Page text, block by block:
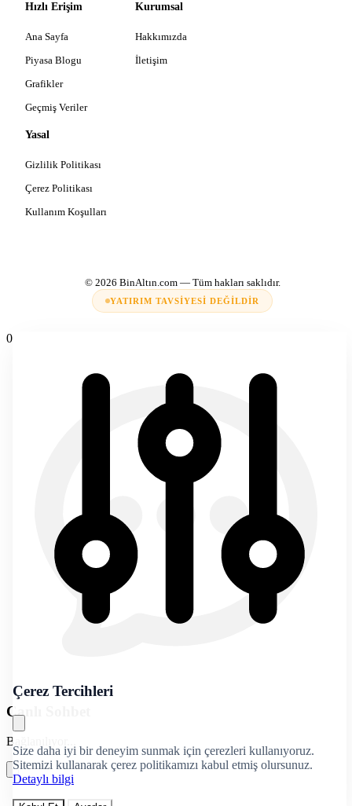
Hızlı Erişim
Ana Sayfa
Piyasa Blogu
Grafikler
Geçmiş Veriler
Kurumsal
Hakkımızda
İletişim
Yasal
Gizlilik Politikası
Çerez Politikası
Kullanım Koşulları
© 2026 BinAltın.com— Tüm hakları saklıdır.
YATIRIM TAVSIYESI DEĞILDIR
Çerez Tercihleri
Size daha iyi bir deneyim sunmak için çerezleri kullanıyoruz.
Sitemizi kullanarak çerez politikamızı kabul etmiş olursunuz.
Detaylı bilgi
0
Canlı Sohbet
Bağlanılıyor...